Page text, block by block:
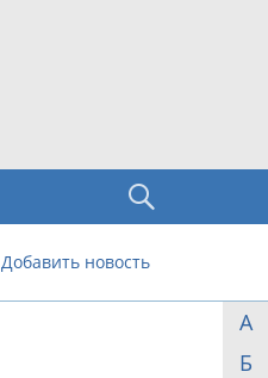
Добавить новость
А
Б